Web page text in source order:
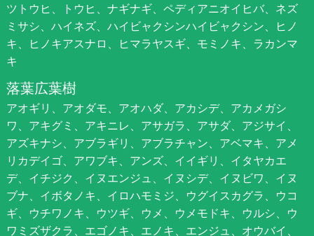
ツトウヒ、トウヒ、ナギナギ、ペディアニオイヒバ、ネズ
ミサシ、ハイネズ、ハイビャクシンハイビャクシン、ヒノ
キ、ヒノキアスナロ、ヒマラヤスギ、モミノキ、ラカンマ
キ
落葉広葉樹
アオギリ、アオダモ、アオハダ、アカシデ、アカメガシ
ワ、アキグミ、アキニレ、アサガラ、アサダ、アジサイ、
アズキナシ、アブラギリ、アブラチャン、アベマキ、アメ
リカデイゴ、アワブキ、アンズ、イイギリ、イタヤカエ
デ、イチジク、イヌエンジュ、イヌシデ、イヌビワ、イヌ
ブナ、イボタノキ、イロハモミジ、ウグイスカグラ、ウコ
ギ、ウチワノキ、ウツギ、ウメ、ウメモドキ、ウルシ、ウ
ワミズザクラ、エゴノキ、エノキ、エンジュ、オウバイ、